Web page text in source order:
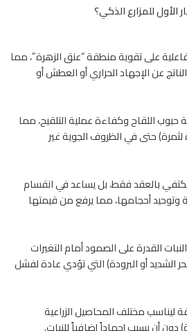
الأول للمزارع الذكي؟
على تقوية منطقة “عنق الزهرة”، مما
عن الإجهاد الحراري أو العطش أو
حبوب اللقاح وكفاءة عملية التلقيح، مما
حتى في الظروف الجوية غير
بالعقد فقط، بل يساعد في انقسام
وتوحيد أحجامها، مما يرفع من قيمتها
القدرة على الصمود أمام التغيرات
الشديد أو البرودة) التي تؤدي عادة لفشل
ليناسب مختلف المحاصيل الزراعية
دون أن يسبب إجهاداً إضافياً للنبات.